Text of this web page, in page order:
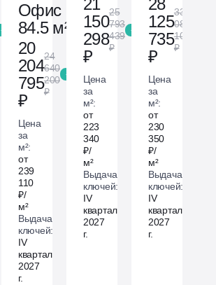
-15 %
Офис
84.5 м²
20
204
795
₽
24
640
200
₽
-18 %
Цена
за
м²:
от
239
110
₽/
м²
Выдача
ключей:
IV
квартал
2027
г.
150
298
₽
25
793
439
₽
-18 %
Цена
за
м²:
от
223
340
₽/
м²
Выдача
ключей:
IV
квартал
2027
г.
125
735
₽
33
089
100
₽
Цена
за
м²:
от
230
350
₽/
м²
Выдача
ключей:
IV
квартал
2027
г.